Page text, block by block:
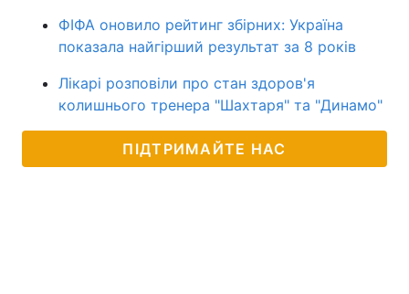
ФІФА оновило рейтинг збірних: Україна
показала найгірший результат за 8 років
Лікарі розповіли про стан здоров'я
колишнього тренера "Шахтаря" та "Динамо"
ПІДТРИМАЙТЕ НАС